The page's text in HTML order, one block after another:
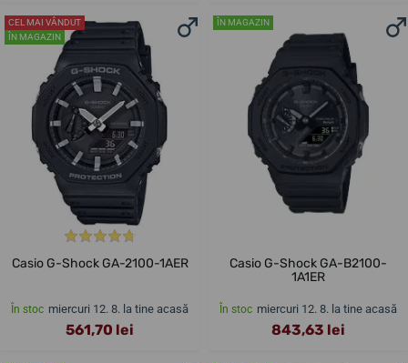
CEL MAI VÂNDUT
ÎN MAGAZIN
Casio G-Shock GA-2100-1AER
În stoc miercuri 12. 8. la tine acasă
561,70 lei
ÎN MAGAZIN
Casio G-Shock GA-B2100-
1A1ER
În stoc miercuri 12. 8. la tine acasă
843,63 lei